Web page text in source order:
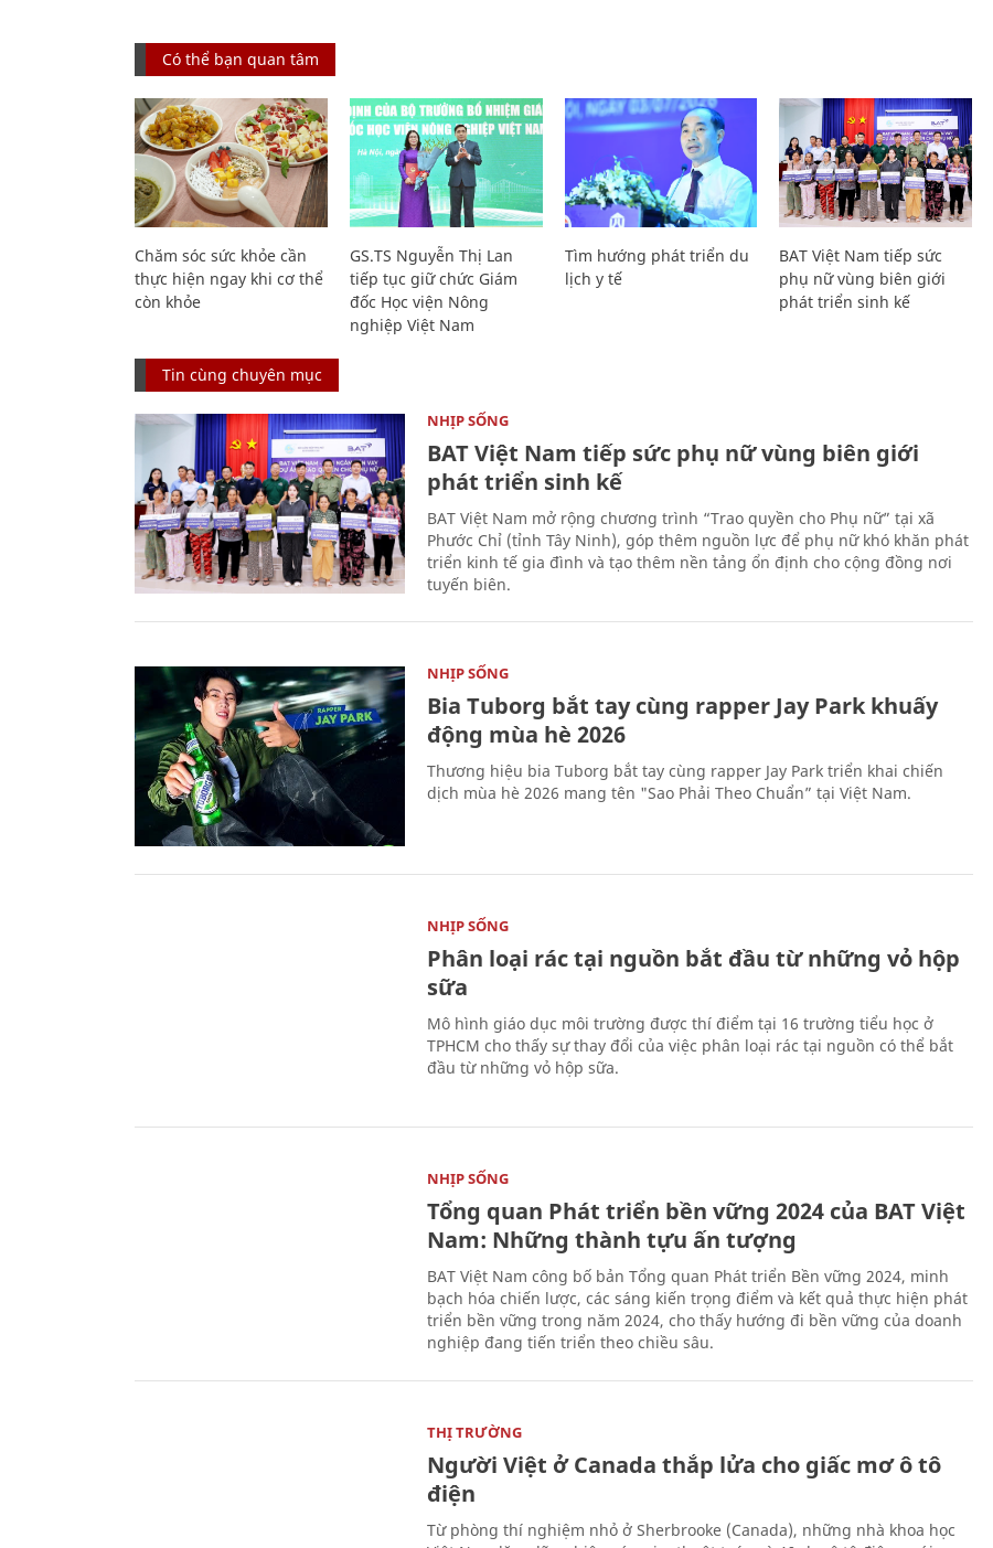
Có thể bạn quan tâm
Chăm sóc sức khỏe cần
thực hiện ngay khi cơ thể
còn khỏe
GS.TS Nguyễn Thị Lan
tiếp tục giữ chức Giám
đốc Học viện Nông
nghiệp Việt Nam
Tìm hướng phát triển du
lịch y tế
BAT Việt Nam tiếp sức
phụ nữ vùng biên giới
phát triển sinh kế
Tin cùng chuyên mục
NHỊP SỐNG
BAT Việt Nam tiếp sức phụ nữ vùng biên giới
phát triển sinh kế
BAT Việt Nam mở rộng chương trình “Trao quyền cho Phụ nữ” tại xã
Phước Chỉ (tỉnh Tây Ninh), góp thêm nguồn lực để phụ nữ khó khăn phát
triển kinh tế gia đình và tạo thêm nền tảng ổn định cho cộng đồng nơi
tuyến biên.
NHỊP SỐNG
Bia Tuborg bắt tay cùng rapper Jay Park khuấy
động mùa hè 2026
Thương hiệu bia Tuborg bắt tay cùng rapper Jay Park triển khai chiến
dịch mùa hè 2026 mang tên "Sao Phải Theo Chuẩn” tại Việt Nam.
NHỊP SỐNG
Phân loại rác tại nguồn bắt đầu từ những vỏ hộp
sữa
Mô hình giáo dục môi trường được thí điểm tại 16 trường tiểu học ở
TPHCM cho thấy sự thay đổi của việc phân loại rác tại nguồn có thể bắt
đầu từ những vỏ hộp sữa.
NHỊP SỐNG
Tổng quan Phát triển bền vững 2024 của BAT Việt
Nam: Những thành tựu ấn tượng
BAT Việt Nam công bố bản Tổng quan Phát triển Bền vững 2024, minh
bạch hóa chiến lược, các sáng kiến trọng điểm và kết quả thực hiện phát
triển bền vững trong năm 2024, cho thấy hướng đi bền vững của doanh
nghiệp đang tiến triển theo chiều sâu.
THỊ TRƯỜNG
Người Việt ở Canada thắp lửa cho giấc mơ ô tô
điện
Từ phòng thí nghiệm nhỏ ở Sherbrooke (Canada), những nhà khoa học